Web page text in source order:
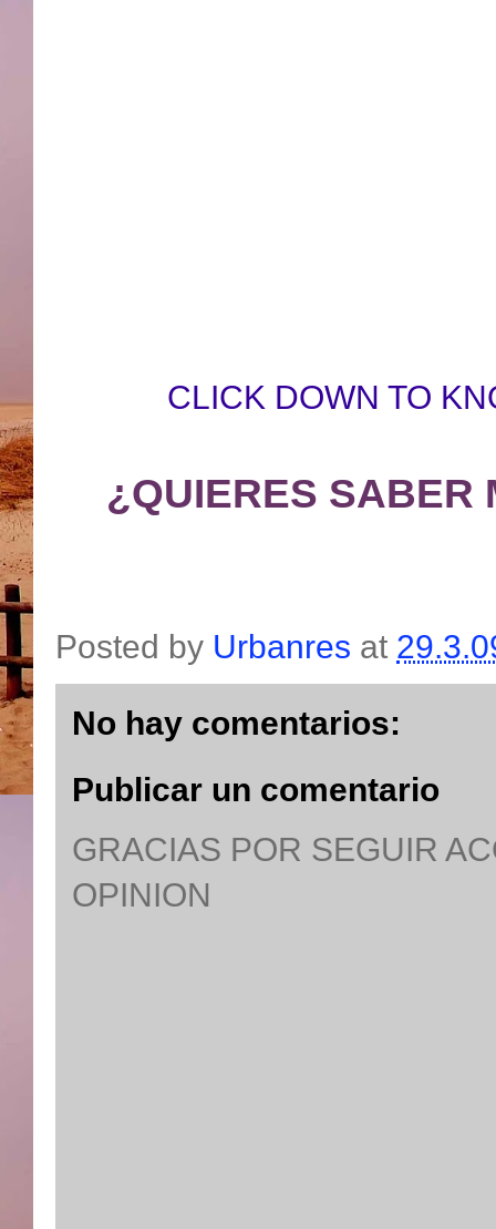
CLICK DOWN TO
¿QUIERES SABER
Posted by Urbanres at
No hay comentarios:
Publicar un comentario
GRACIAS POR SEGUIR
OPINION